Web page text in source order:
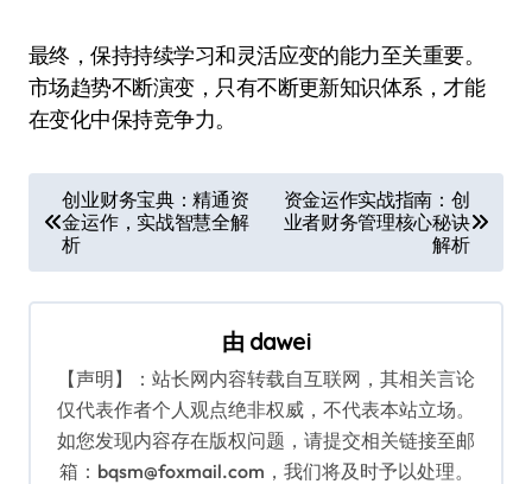
最终，保持持续学习和灵活应变的能力至关重要。
市场趋势不断演变，只有不断更新知识体系，才能
在变化中保持竞争力。
章
导
航
创业财务宝典：精通资
金运作，实战智慧全解
析
资金运作实战指南：创
业者财务管理核心秘诀
解析
由 dawei
【声明】：站长网内容转载自互联网，其相关言论
仅代表作者个人观点绝非权威，不代表本站立场。
如您发现内容存在版权问题，请提交相关链接至邮
箱：bqsm@foxmail.com，我们将及时予以处理。